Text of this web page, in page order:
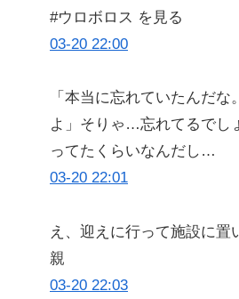
#ウロボロス を見る
03-20 22:00
「本当に忘れていたんだ
よ」そりゃ…忘れてるでし
ってたくらいなんだし…
03-20 22:01
え、迎えに行って施設に置
親
03-20 22:03